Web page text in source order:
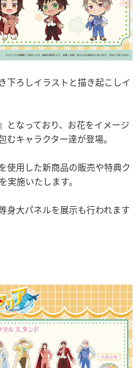
下ろしイラストと描き起こしイ
となっており、お花をイメージ
むキャラクター達が登場。
使用した新商品の販売や特典ク
実施いたします。
身大パネルを展示も行われます